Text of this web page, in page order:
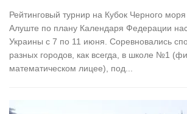
Рейтинговый турнир на Кубок Черного
Алуште по плану Календаря Федерации
Украины с 7 по 11 июня. Соревновались
разных городов, как всегда, в школе №1
математическом лицее), под...